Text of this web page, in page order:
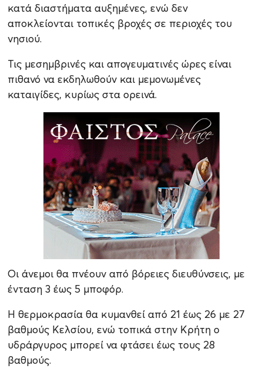
κατά διαστήματα αυξημένες, ενώ δεν
αποκλείονται τοπικές βροχές σε περιοχές του
νησιού.
Τις μεσημβρινές και απογευματινές ώρες είναι
πιθανό να εκδηλωθούν και μεμονωμένες
καταιγίδες, κυρίως στα ορεινά.
Οι άνεμοι θα πνέουν από βόρειες διευθύνσεις, με
ένταση 3 έως 5 μποφόρ.
Η θερμοκρασία θα κυμανθεί από 21 έως 26 με 27
βαθμούς Κελσίου, ενώ τοπικά στην Κρήτη ο
υδράργυρος μπορεί να φτάσει έως τους 28
βαθμούς.